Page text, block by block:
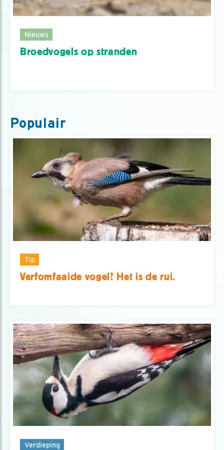
Nieuws
Broedvogels op stranden
Populair
Tip
Verfomfaaide vogel? Het is de rui.
Verdieping